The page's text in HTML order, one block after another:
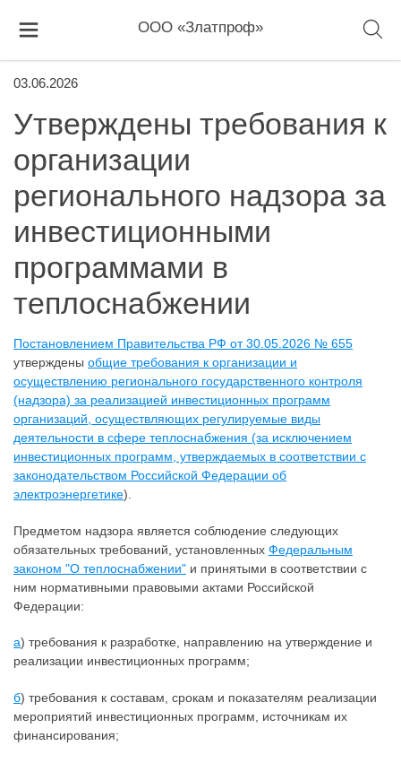
ООО «Златпроф»
03.06.2026
Утверждены требования к
организации
регионального надзора за
инвестиционными
программами в
теплоснабжении
Постановлением Правительства РФ от 30.05.2026 № 655
утверждены общие требования к организации и
осуществлению регионального государственного контроля
(надзора) за реализацией инвестиционных программ
организаций, осуществляющих регулируемые виды
деятельности в сфере теплоснабжения (за исключением
инвестиционных программ, утверждаемых в соответствии с
законодательством Российской Федерации об
электроэнергетике).
Предметом надзора является соблюдение следующих
обязательных требований, установленных Федеральным
законом "О теплоснабжении" и принятыми в соответствии с
ним нормативными правовыми актами Российской
Федерации:
а) требования к разработке, направлению на утверждение и
реализации инвестиционных программ;
б) требования к составам, срокам и показателям реализации
мероприятий инвестиционных программ, источникам их
финансирования;